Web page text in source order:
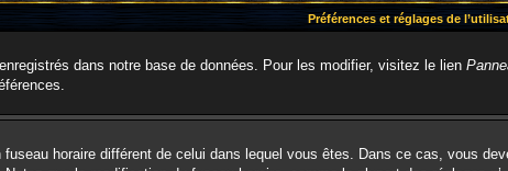
Préférences et réglages de
dans notre base de données. Pour les modifier, visitez le lien
fuseau horaire différent de celui dans lequel vous êtes. Dans ce cas, vous